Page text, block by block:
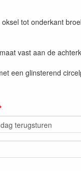
tot onderkant
vast aan de
een glinsterend